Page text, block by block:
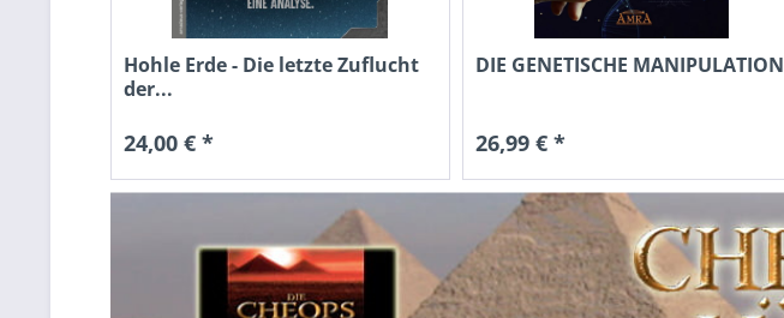
DIE GENETISCHE MANIPULATION
26,99 € *
Hohle Erde - Die letzte Zuflucht
der...
24,00 € *